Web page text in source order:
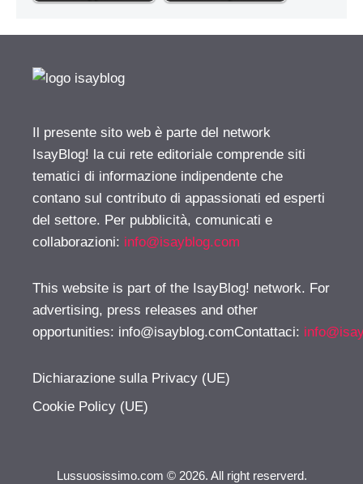
Il presente sito web è parte del network
IsayBlog! la cui rete editoriale comprende siti
tematici di informazione indipendente che
contano sul contributo di appassionati ed esperti
del settore. Per pubblicità, comunicati e
collaborazioni: info@isayblog.com
This website is part of the IsayBlog! network. For
advertising, press releases and other
opportunities: info@isayblog.comContattaci:
Dichiarazione sulla Privacy (UE)
Cookie Policy (UE)
Lussuosissimo.com © 2026. All right reserverd.